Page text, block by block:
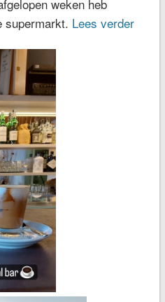
weken heb
supermarkt. Lees verder